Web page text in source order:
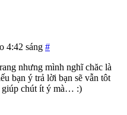
4:42 sáng #
nhưng mình nghĩ chăc là
bạn ý trả lời bạn sẽ vẫn tôt
giúp chút ít ý mà… :)